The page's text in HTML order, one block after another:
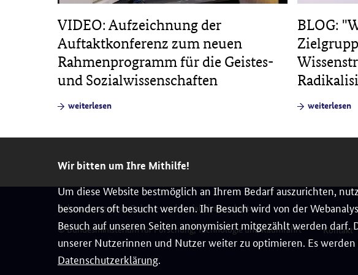
Wir bitten um Ihre Mithilfe!
Um diese Website bestmöglich an Ihrem Bedarf auszurichten,
besonders oft besucht werden. Ihr Besuch wird von der
Besuch auf unseren Seiten anonymisiert mitgezählt werden
unserer Nutzerinnen und Nutzer weiter zu optimieren. Es
Datenschutzerklärung.
VIDEO: Aufzeichnung der
Auftaktkonferenz zum neuen
Rahmenprogramm für die Geistes-
und Sozialwissenschaften
weiterlesen
BLOG:
weiterlesen
Rahmenprogramm Geistes- und Sozialwissenschaften
© Bundesministerium für Forschung, Technologie und Raumfahrt
Kontakt